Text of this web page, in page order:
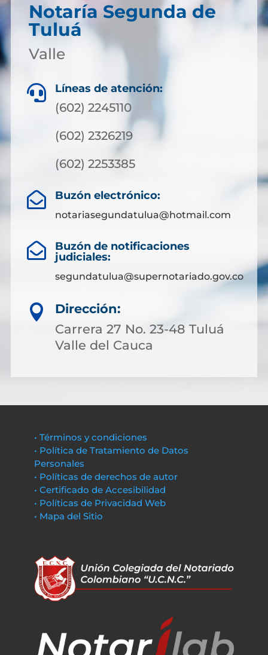
Notaría Segunda de
Tuluá
Valle
 Líneas de atención:
(602) 2245110
(602) 2326219
(602) 2253385
 Buzón electrónico:
notariasegundatulua@hotmail.com

Buzón de notificaciones
judiciales:
segundatulua@supernotariado.gov.co

Dirección:
Carrera 27 No. 23-48 Tuluá
Valle del Cauca
• Términos y condiciones
• Política de Tratamiento de Datos
Personales
• Políticas de derechos de autor
• Certificado de Accesibilidad
• Políticas de Privacidad Web
• Mapa del Sitio